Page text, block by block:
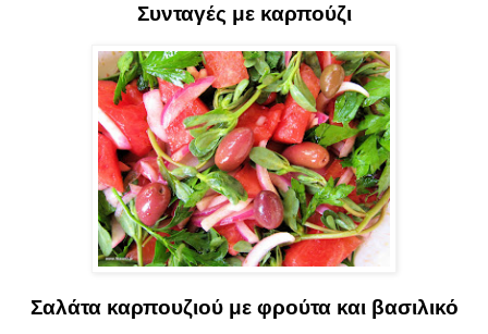
Συνταγές με καρπούζι
Σαλάτα καρπουζιού με φρούτα και βασιλικό